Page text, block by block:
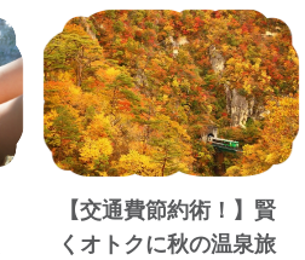
【交通費節約術！】賢
くオトクに秋の温泉旅